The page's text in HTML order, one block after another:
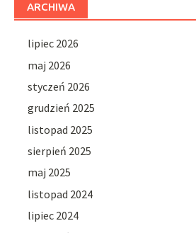
ARCHIWA
lipiec 2026
maj 2026
styczeń 2026
grudzień 2025
listopad 2025
sierpień 2025
maj 2025
listopad 2024
lipiec 2024